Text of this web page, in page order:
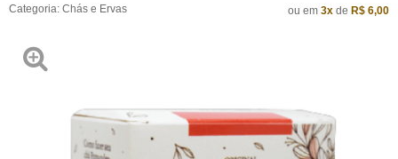
Categoria: Chás e Ervas ou em 3x de R$ 6,00